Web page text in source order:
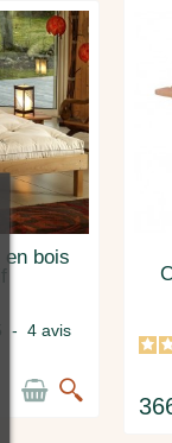
en bois
- 4 avis